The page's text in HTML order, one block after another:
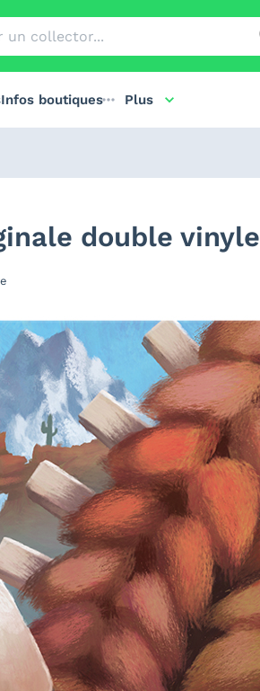
Infos boutiques Plus
double vinyle